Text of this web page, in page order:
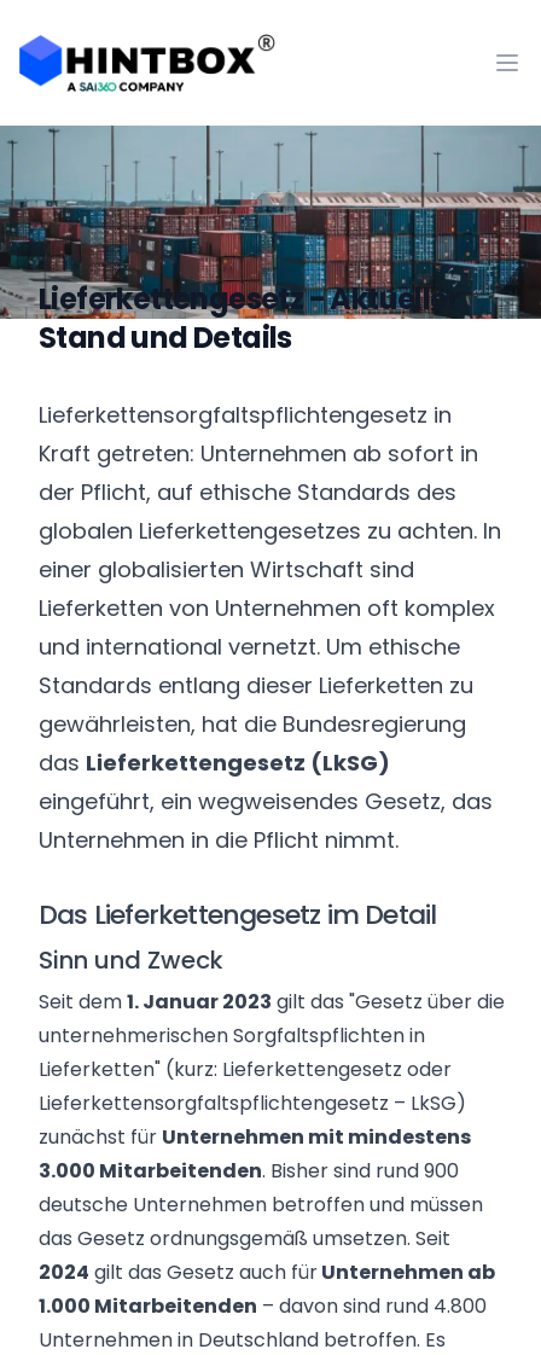
Hintbox Logo Registered
Lieferkettengesetz - Aktueller
Stand und Details
Lieferkettensorgfaltspflichtengesetz in
Kraft getreten: Unternehmen ab sofort in
der Pflicht, auf ethische Standards des
globalen Lieferkettengesetzes zu achten. In
einer globalisierten Wirtschaft sind
Lieferketten von Unternehmen oft komplex
und international vernetzt. Um ethische
Standards entlang dieser Lieferketten zu
gewährleisten, hat die Bundesregierung
das Lieferkettengesetz (LkSG)
eingeführt, ein wegweisendes Gesetz, das
Unternehmen in die Pflicht nimmt.
Das Lieferkettengesetz im Detail
Sinn und Zweck
Seit dem1. Januar 2023 gilt das "Gesetz über die
unternehmerischen Sorgfaltspflichten in
Lieferketten" (kurz: Lieferkettengesetz oder
Lieferkettensorgfaltspflichtengesetz – LkSG)
zunächst für Unternehmen mit mindestens
3.000 Mitarbeitenden. Bisher sind rund 900
deutsche Unternehmen betroffen und müssen
das Gesetz ordnungsgemäß umsetzen. Seit
2024 gilt das Gesetz auch fürUnternehmen ab
1.000 Mitarbeitenden – davon sind rund 4.800
Unternehmen in Deutschland betroffen. Es